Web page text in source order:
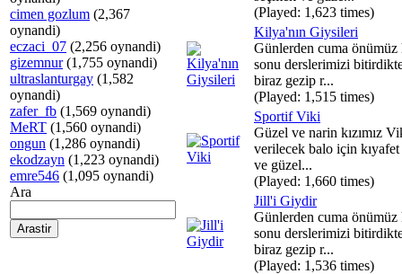
cimen gozlum (2,367
oynandi)
eczaci_07 (2,256 oynandi)
gizemnur(1,755 oynandi)
ultraslanturgay (1,582
oynandi)
zafer_fb (1,569 oynandi)
MeRT (1,560 oynandi)
ongun (1,286 oynandi)
ekodzayn (1,223 oynandi)
emre546 (1,095 oynandi)
Ara
(Played: 1,623 times)
Kilya'nın Giysileri
Günlerden cuma önümüz
sonu derslerimizi
biraz gezip r...
(Played: 1,515 times)
Sportif Viki
Güzel ve narin kızımız
verilecek balo için kıyafet
ve güzel...
(Played: 1,660 times)
Jill'i Giydir
Günlerden cuma önümüz
sonu derslerimizi
biraz gezip r...
(Played: 1,536 times)